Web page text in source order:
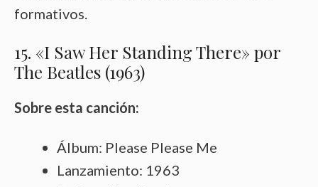
formativos.
15. «I Saw Her Standing There» por
The Beatles (1963)
Sobre esta canción:
Álbum: Please Please Me
Lanzamiento: 1963